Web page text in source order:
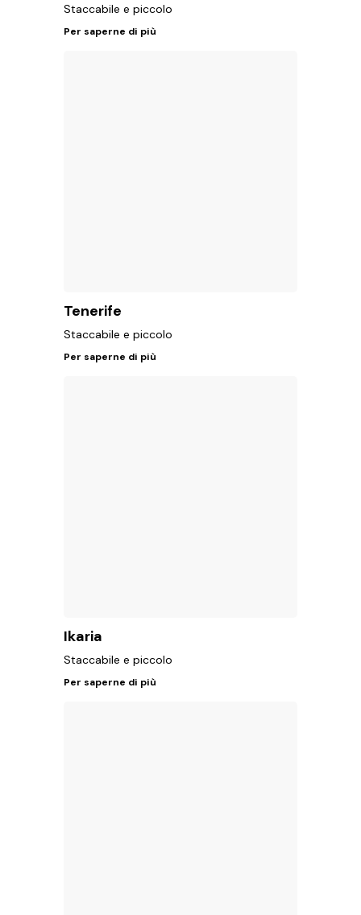
Staccabile e piccolo
Per saperne di più
Tenerife
Staccabile e piccolo
Per saperne di più
Ikaria
Staccabile e piccolo
Per saperne di più